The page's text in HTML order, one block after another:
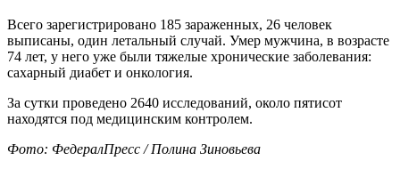
Всего зарегистрировано 185 зараженных, 26 человек
выписаны, один летальный случай. Умер мужчина, в возрасте
74 лет, у него уже были тяжелые хронические заболевания:
сахарный диабет и онкология.
За сутки проведено 2640 исследований, около пятисот
находятся под медицинским контролем.
Фото: ФедералПресс / Полина Зиновьева